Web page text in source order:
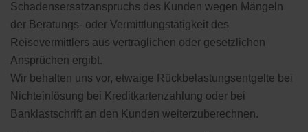
Schadensersatzanspruchs des Kunden wegen Mängeln
der Beratungs- oder Vermittlungstätigkeit des
Reisevermittlers aus vertraglichen oder gesetzlichen
Ansprüchen ergibt.
Wir behalten uns vor, etwaige Rückbelastungsentgelte bei
Nichteinlösung bei Kreditkartenzahlung oder bei
Banklastschrift an den Kunden weiterzuberechnen.